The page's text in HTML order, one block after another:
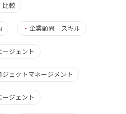
較
・ 企業顧問 スキル
ジェント
ェクトマネージメント
ジェント